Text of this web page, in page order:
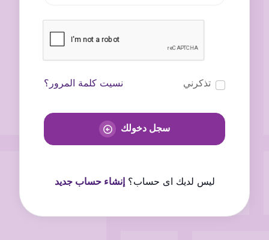
تذكرني نسيت كلمة المرور؟
سجل دخولك
ليس لديك اى حساب؟إنشاء حساب جديد